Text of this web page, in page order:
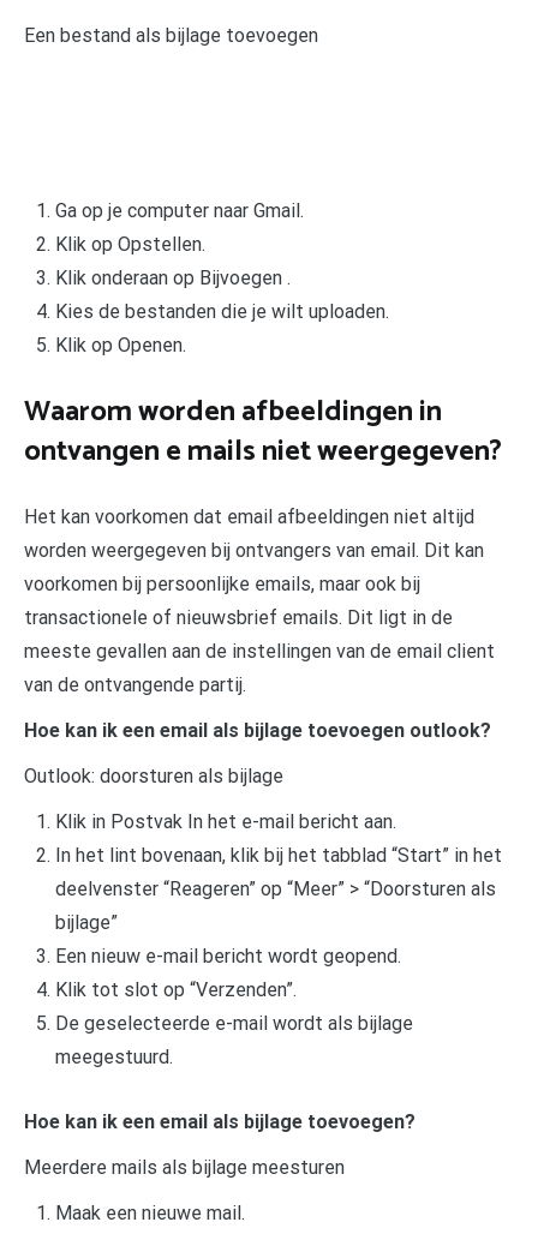
Een bestand als bijlage toevoegen
Ga op je computer naar Gmail.
Klik op Opstellen.
Klik onderaan op Bijvoegen .
Kies de bestanden die je wilt uploaden.
Klik op Openen.
Waarom worden afbeeldingen in
ontvangen e mails niet weergegeven?
Het kan voorkomen dat email afbeeldingen niet altijd
worden weergegeven bij ontvangers van email. Dit kan
voorkomen bij persoonlijke emails, maar ook bij
transactionele of nieuwsbrief emails. Dit ligt in de
meeste gevallen aan de instellingen van de email client
van de ontvangende partij.
Hoe kan ik een email als bijlage toevoegen outlook?
Outlook: doorsturen als bijlage
Klik in Postvak In het e-mail bericht aan.
In het lint bovenaan, klik bij het tabblad “Start” in het
deelvenster “Reageren” op “Meer” > “Doorsturen als
bijlage”
Een nieuw e-mail bericht wordt geopend.
Klik tot slot op “Verzenden”.
De geselecteerde e-mail wordt als bijlage
meegestuurd.
Hoe kan ik een email als bijlage toevoegen?
Meerdere mails als bijlage meesturen
Maak een nieuwe mail.